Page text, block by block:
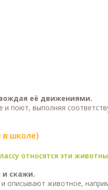
её движениями.
и поют, выполняя
в школе)
относятся эти
и скажи.
описывают животное,